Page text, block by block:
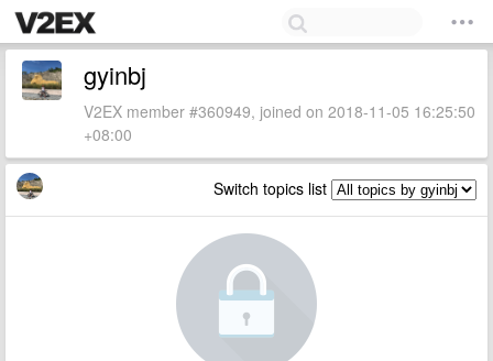
gyinbj
V2EX member #360949, joined on 2018-11-05 16:25:50
+08:00
Switch topics list